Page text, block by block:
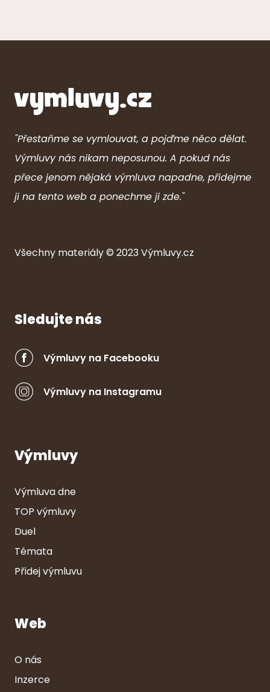
"Přestaňme se vymlouvat, a pojďme něco dělat.
Výmluvy nás nikam neposunou. A pokud nás
přece jenom nějaká výmluva napadne, přidejme
ji na tento web a ponechme ji zde."
Všechny materiály © 2023Výmluvy.cz
Sledujte nás
Výmluvy na Facebooku
Výmluvy na Instagramu
Výmluvy
Výmluva dne
TOP výmluvy
Duel
Témata
Přidej výmluvu
Web
O nás
Inzerce